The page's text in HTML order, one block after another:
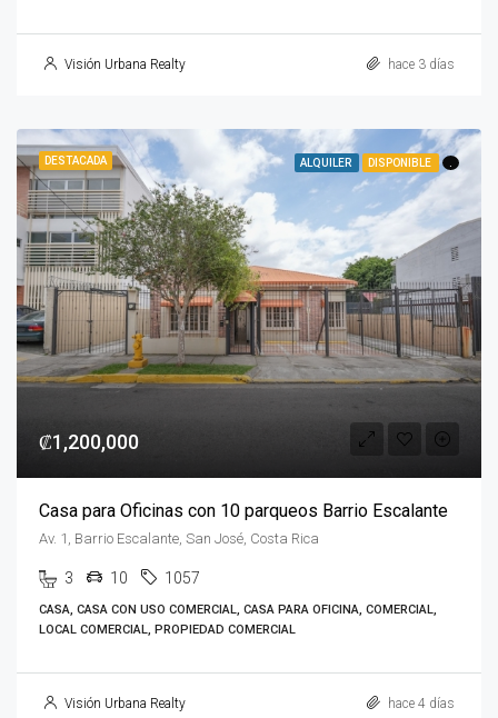
Visión Urbana Realty hace 3 días
DESTACADA ALQUILER DISPONIBLE .
₡1,200,000
Casa para Oficinas con 10 parqueos Barrio Escalante
Av. 1, Barrio Escalante, San José, Costa Rica
3 10 1057
CASA, CASA CON USO COMERCIAL, CASA PARA OFICINA, COMERCIAL,
LOCAL COMERCIAL, PROPIEDAD COMERCIAL
Visión Urbana Realty hace 4 días